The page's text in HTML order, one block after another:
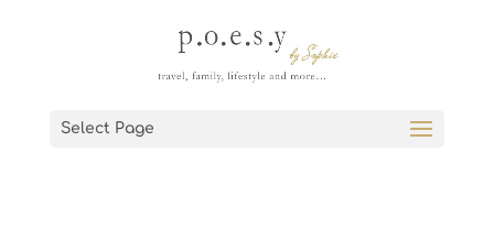
Select Page